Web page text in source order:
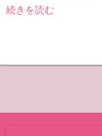
続きを読む